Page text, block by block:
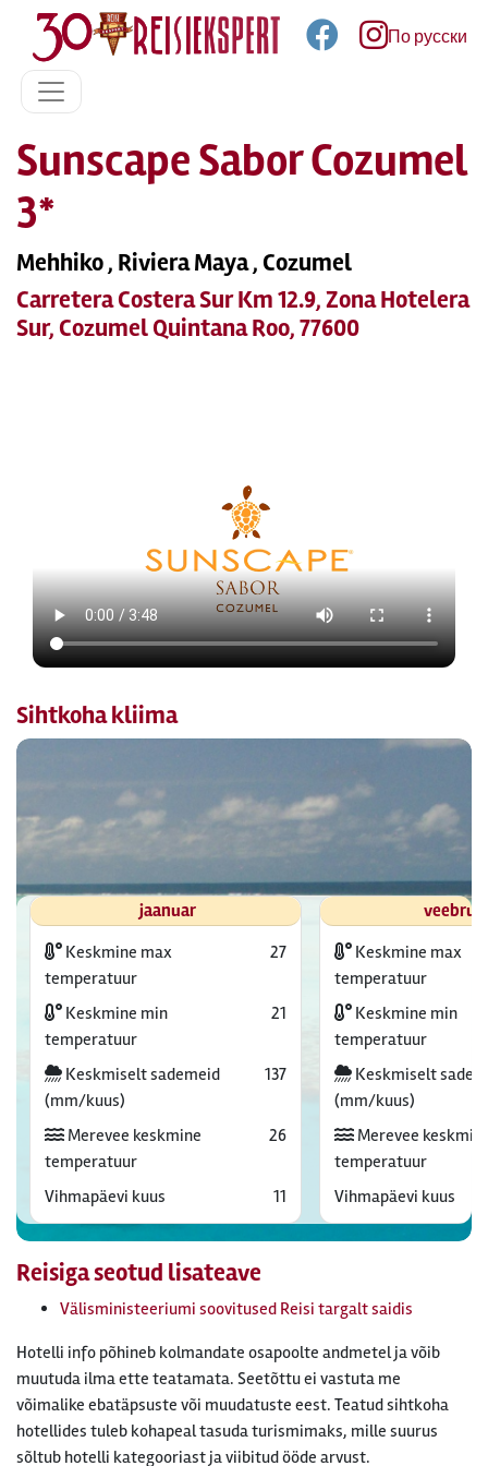
По русски
Sunscape Sabor Cozumel
3*
Mehhiko , Riviera Maya , Cozumel
Carretera Costera Sur Km 12.9, Zona Hotelera
Sur, Cozumel Quintana Roo, 77600
Sihtkoha kliima
jaanuar
Keskmine max
temperatuur
27
Keskmine min
temperatuur
21
Keskmiselt sademeid
(mm/kuus)
137
Merevee keskmine
temperatuur
26
Vihmapäevi kuus 11
Keskmine max
temperatuur
Keskmine min
temperatuur
Keskmiselt
(mm/kuus)
Merevee
temperatuur
Vihmapäevi kuus
Reisiga seotud lisateave
Välisministeeriumi soovitused Reisi targalt saidis
Hotelli info põhineb kolmandate osapoolte andmetel ja võib
muutuda ilma ette teatamata. Seetõttu ei vastuta me
võimalike ebatäpsuste või muudatuste eest. Teatud sihtkoha
hotellides tuleb kohapeal tasuda turismimaks, mille suurus
sõltub hotelli kategooriast ja viibitud ööde arvust.